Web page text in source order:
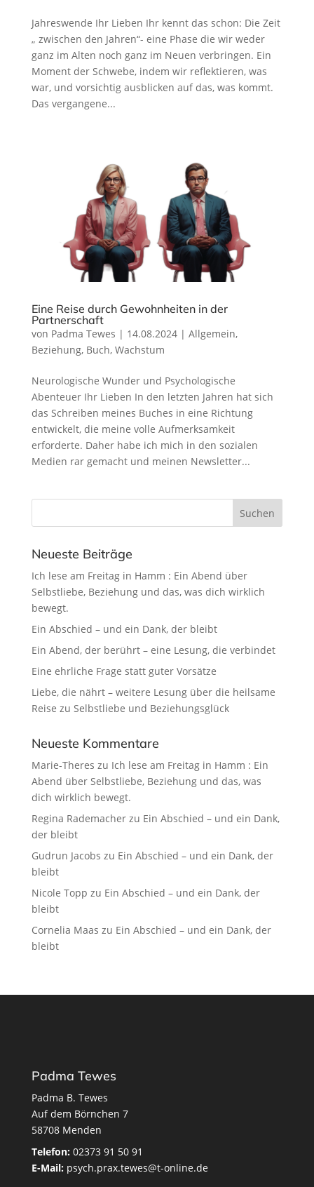
Jahreswende Ihr Lieben Ihr kennt das schon: Die Zeit
„ zwischen den Jahren“- eine Phase die wir weder
ganz im Alten noch ganz im Neuen verbringen. Ein
Moment der Schwebe, indem wir reflektieren, was
war, und vorsichtig ausblicken auf das, was kommt.
Das vergangene...
Eine Reise durch Gewohnheiten in der
Partnerschaft
von Padma Tewes | 14.08.2024| Allgemein,
Beziehung, Buch, Wachstum
Neurologische Wunder und Psychologische
Abenteuer Ihr Lieben In den letzten Jahren hat sich
das Schreiben meines Buches in eine Richtung
entwickelt, die meine volle Aufmerksamkeit
erforderte. Daher habe ich mich in den sozialen
Medien rar gemacht und meinen Newsletter...
Neueste Beiträge
Ich lese am Freitag in Hamm : Ein Abend über
Selbstliebe, Beziehung und das, was dich wirklich
bewegt.
Ein Abschied – und ein Dank, der bleibt
Ein Abend, der berührt – eine Lesung, die verbindet
Eine ehrliche Frage statt guter Vorsätze
Liebe, die nährt – weitere Lesung über die heilsame
Reise zu Selbstliebe und Beziehungsglück
Neueste Kommentare
Marie-Theres zu Ich lese am Freitag in Hamm : Ein
Abend über Selbstliebe, Beziehung und das, was
dich wirklich bewegt.
Regina Rademacherzu Ein Abschied – und ein Dank,
der bleibt
Gudrun Jacobs zu Ein Abschied – und ein Dank, der
bleibt
Nicole Topp zu Ein Abschied – und ein Dank, der
bleibt
Cornelia Maas zu Ein Abschied – und ein Dank, der
bleibt
Padma Tewes
Padma B. Tewes
Auf dem Börnchen 7
58708 Menden
Telefon:02373 91 50 91
E-Mail:psych.prax.tewes@t-online.de